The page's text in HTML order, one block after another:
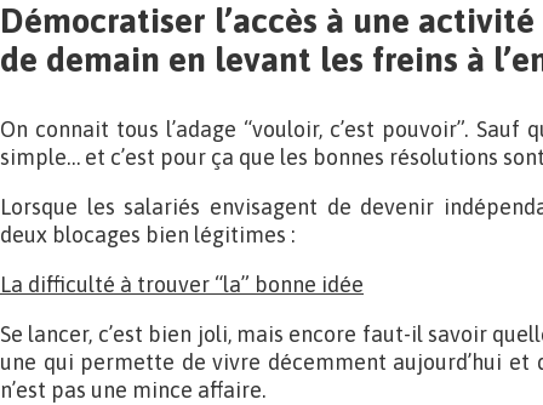
Démocratiser l’accès à une activité
de demain en levant les freins à
On connait tous l’adage “vouloir, c’est pouvoir”. Sauf
simple… et c’est pour ça que les bonnes résolutions
Lorsque les salariés envisagent de devenir
deux blocages bien légitimes :
La difficulté à trouver “la” bonne idée
Se lancer, c’est bien joli, mais encore faut-il savoir
une qui permette de vivre décemment aujourd’hui et
n’est pas une mince affaire.